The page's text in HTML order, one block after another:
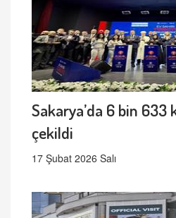
Sakarya’da 6 bin 633
çekildi
17 Şubat 2026 Salı